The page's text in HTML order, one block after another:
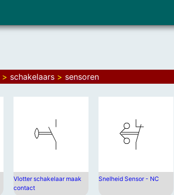
> schakelaars > sensoren
Vlotter schakelaar maak
contact
Snelheid Sensor - NC